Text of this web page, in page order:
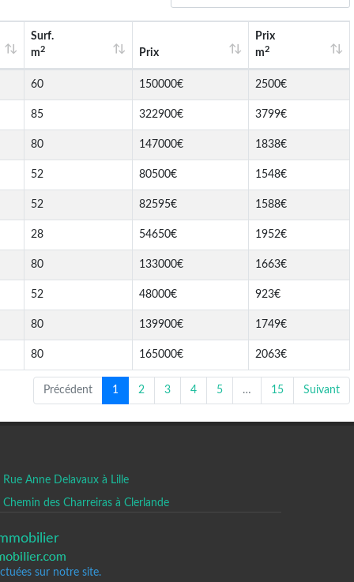
Surf.
m2 Prix
Prix
m2
60 150000€ 2500€
85 322900€ 3799€
80 147000€ 1838€
52 80500€ 1548€
52 82595€ 1588€
28 54650€ 1952€
80 133000€ 1663€
52 48000€ 923€
80 139900€ 1749€
80 165000€ 2063€
Précédent 1 2 3 4 5 … 15 Suivant
Rue Anne Delavaux à Lille
Chemin des Charreiras à Clerlande
sur notre site.